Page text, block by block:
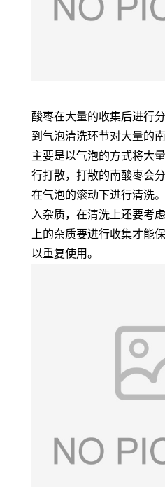
酸枣在大量的收集后进行
到气泡清洗环节对大量的
主要是以气泡的方式将大
行打散，打散的南酸枣会
在气泡的滚动下进行清洗
入杂质，在清洗上还要考
上的杂质要进行收集才能
以重复使用。